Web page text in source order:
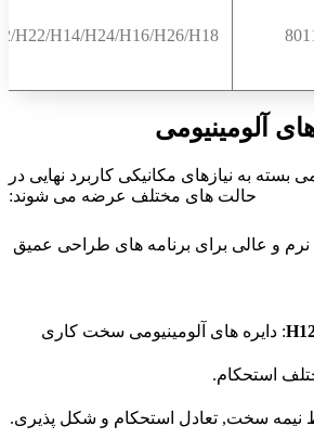
H22/H14/H24/H16/H26/H18
آلومینیومی
بسته به نیازهای مکانیکی کاربرد نهایی در
حالت های مختلف عرضه می شوند:
نرم و عالی برای برنامه های طراحی عمیق
: دایره های آلومینیومی سخت کاری
استحکام.
نیمه سخت, تعادل استحکام و شکل پذیری.